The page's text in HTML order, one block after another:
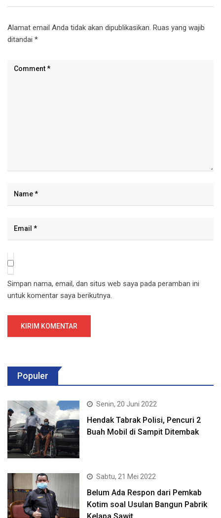
Alamat email Anda tidak akan dipublikasikan. Ruas yang wajib
ditandai *
Simpan nama, email, dan situs web saya pada peramban ini
untuk komentar saya berikutnya.
Populer
Senin, 20 Juni 2022
Hendak Tabrak Polisi, Pencuri 2
Buah Mobil di Sampit Ditembak
Sabtu, 21 Mei 2022
Belum Ada Respon dari Pemkab
Kotim soal Usulan Bangun Pabrik